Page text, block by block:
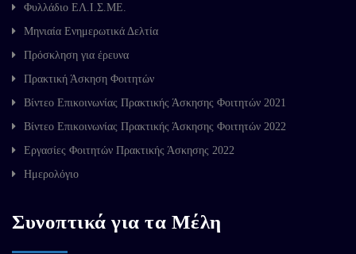
Φυλλάδιο ΕΛ.Ι.Σ.ΜΕ.
Μηνιαία Ενημερωτικά Δελτία
Πρόσκληση για έρευνα
Πρακτική Άσκηση Φοιτητών
Βίντεο Επικοινωνίας Πρακτικής Άσκησης Φοιτητών 2021
Βίντεο Επικοινωνίας Πρακτικής Άσκησης Φοιτητών 2022
Εργασίες Φοιτητών Πρακτικής Άσκησης 2022
Ημερολόγιο
Συνοπτικά για τα Μέλη